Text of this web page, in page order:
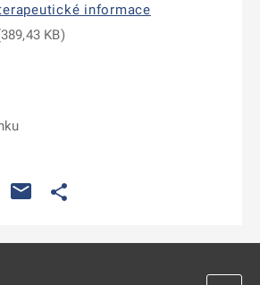
informace
389,43 KB)
na nové kartě
se otevře na nové kartě
Odkaz se otevře na nové kartě